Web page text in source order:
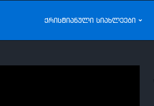
ქრისტიანული სიახლეები